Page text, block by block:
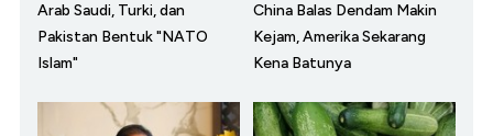
Arab Saudi, Turki, dan
Pakistan Bentuk "NATO
Islam"
China Balas Dendam Makin
Kejam, Amerika Sekarang
Kena Batunya